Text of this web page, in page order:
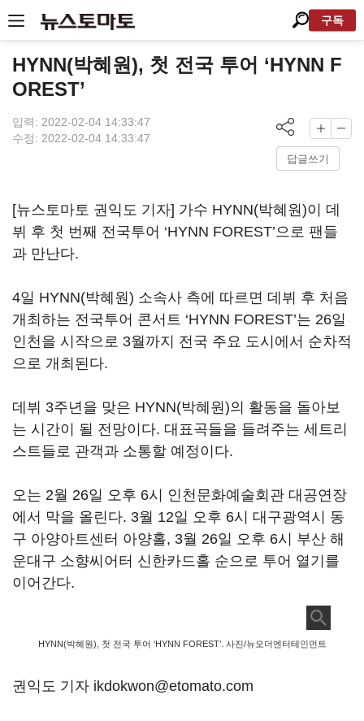
구독
HYNN(박혜원), 첫 전국 투어 ‘HYNN F
OREST’
입력: 2022-02-04 14:33:47
수정: 2022-02-04 14:33:47
답글쓰기
[뉴스토마토 권익도 기자] 가수 HYNN(박혜원)이 데
뷔 후 첫 번째 전국투어 ‘HYNN FOREST’으로 팬들
과 만난다.
4일 HYNN(박혜원) 소속사 측에 따르면 데뷔 후 처음
개최하는 전국투어 콘서트 ‘HYNN FOREST’는 26일
인천을 시작으로 3월까지 전국 주요 도시에서 순차적
으로 개최된다.
데뷔 3주년을 맞은 HYNN(박혜원)의 활동을 돌아보
는 시간이 될 전망이다. 대표곡들을 들려주는 세트리
스트들로 관객과 소통할 예정이다.
오는 2월 26일 오후 6시 인천문화예술회관 대공연장
에서 막을 올린다. 3월 12일 오후 6시 대구광역시 동
구 아양아트센터 아양홀, 3월 26일 오후 6시 부산 해
운대구 소향씨어터 신한카드홀 순으로 투어 열기를
이어간다.
HYNN(박혜원), 첫 전국 투어 ‘HYNN FOREST’. 사진/뉴오더엔터테인먼트
권익도 기자 ikdokwon@etomato.com